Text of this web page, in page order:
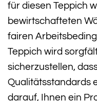
für diesen Teppich
bewirtschafteten
fairen
Teppich wird
sicherzustellen,
Qualitätsstandards
darauf, Ihnen ein